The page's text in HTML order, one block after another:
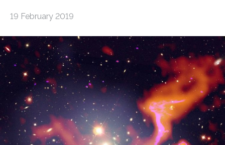
19 February 2019